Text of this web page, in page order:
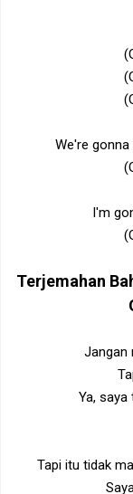
We're
I'm
Terjemahan
Jangan
Ya, saya
Tapi itu tidak